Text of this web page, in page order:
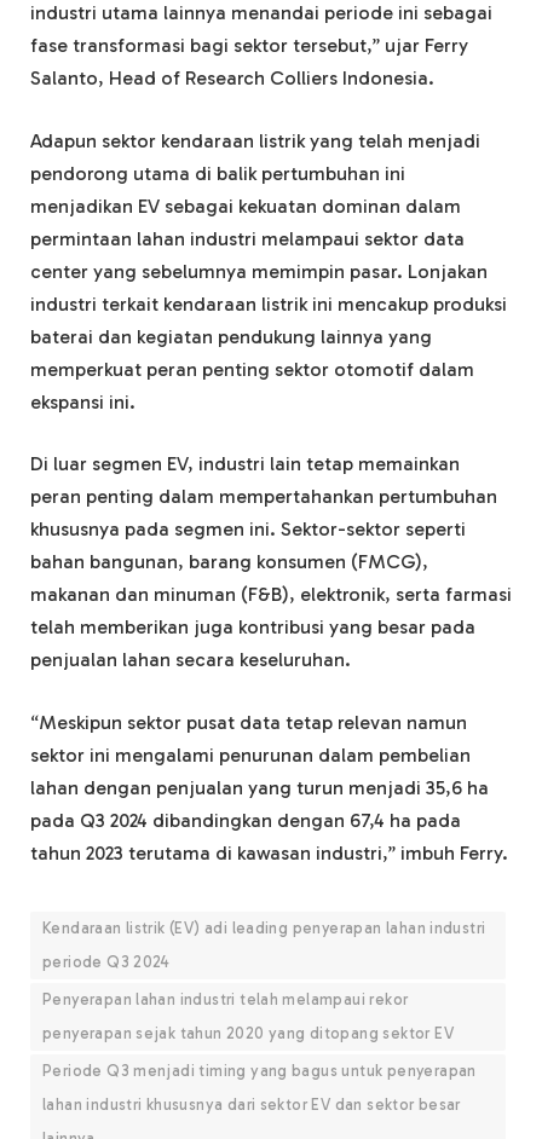
industri utama lainnya menandai periode ini sebagai
fase transformasi bagi sektor tersebut,” ujar Ferry
Salanto, Head of Research Colliers Indonesia.
Adapun sektor kendaraan listrik yang telah menjadi
pendorong utama di balik pertumbuhan ini
menjadikan EV sebagai kekuatan dominan dalam
permintaan lahan industri melampaui sektor data
center yang sebelumnya memimpin pasar. Lonjakan
industri terkait kendaraan listrik ini mencakup produksi
baterai dan kegiatan pendukung lainnya yang
memperkuat peran penting sektor otomotif dalam
ekspansi ini.
Di luar segmen EV, industri lain tetap memainkan
peran penting dalam mempertahankan pertumbuhan
khususnya pada segmen ini. Sektor-sektor seperti
bahan bangunan, barang konsumen (FMCG),
makanan dan minuman (F&B), elektronik, serta farmasi
telah memberikan juga kontribusi yang besar pada
penjualan lahan secara keseluruhan.
“Meskipun sektor pusat data tetap relevan namun
sektor ini mengalami penurunan dalam pembelian
lahan dengan penjualan yang turun menjadi 35,6 ha
pada Q3 2024 dibandingkan dengan 67,4 ha pada
tahun 2023 terutama di kawasan industri,” imbuh Ferry.
Kendaraan listrik (EV) adi leading penyerapan lahan industri
periode Q3 2024
Penyerapan lahan industri telah melampaui rekor
penyerapan sejak tahun 2020 yang ditopang sektor EV
Periode Q3 menjadi timing yang bagus untuk penyerapan
lahan industri khususnya dari sektor EV dan sektor besar